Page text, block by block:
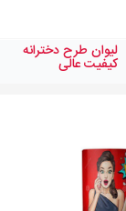
ليوان طرح دخترانه
كيفيت عالی